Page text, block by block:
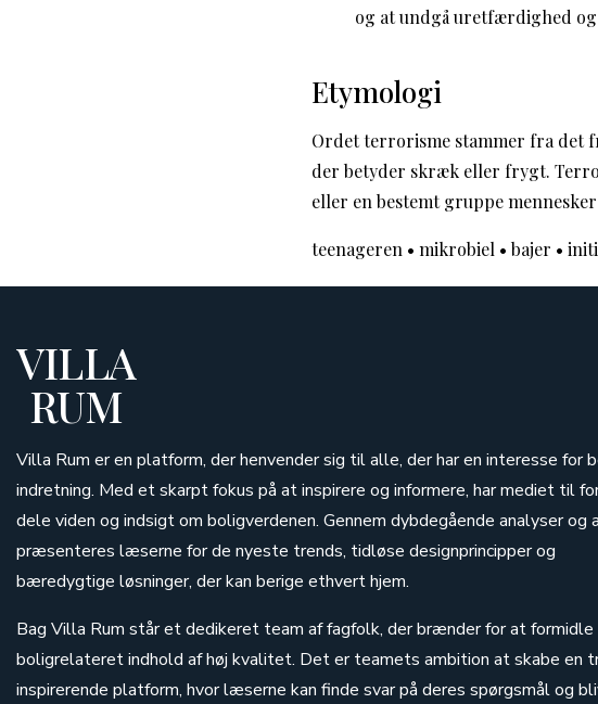
og at undgå uretfærdighed
Etymologi
Ordet terrorisme stammer fra det
der betyder skræk eller frygt.
eller en bestemt gruppe
teenageren • mikrobiel • bajer •
VILLA
RUM
Villa Rum er en platform, der henvender sig til alle, der har en interesse for
indretning. Med et skarpt fokus på at inspirere og informere, har mediet til
dele viden og indsigt om boligverdenen. Gennem dybdegående analyser og
præsenteres læserne for de nyeste trends, tidløse designprincipper og
bæredygtige løsninger, der kan berige ethvert hjem.
Bag Villa Rum står et dedikeret team af fagfolk, der brænder for at formidle
boligrelateret indhold af høj kvalitet. Det er teamets ambition at skabe en
inspirerende platform, hvor læserne kan finde svar på deres spørgsmål og